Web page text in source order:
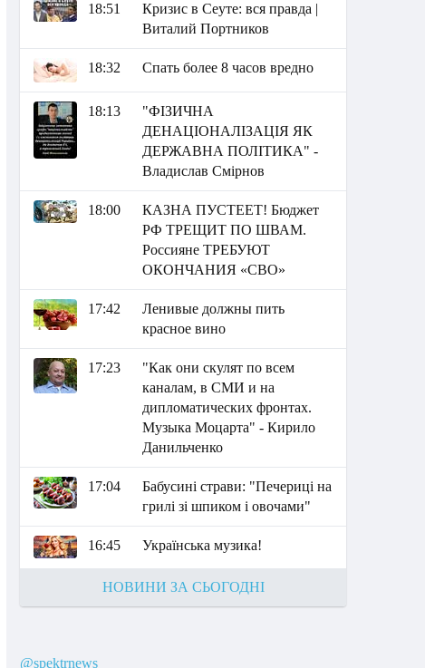
18:51
Кризис в Сеуте: вся правда |
Виталий Портников
18:32 Спать более 8 часов вредно
18:13
"ФІЗИЧНА
ДЕНАЦІОНАЛІЗАЦІЯ ЯК
ДЕРЖАВНА ПОЛІТИКА" -
Владислав Смірнов
18:00
КАЗНА ПУСТЕЕТ! Бюджет
РФ ТРЕЩИТ ПО ШВАМ.
Россияне ТРЕБУЮТ
ОКОНЧАНИЯ «СВО»
17:42
Ленивые должны пить
красное вино
17:23
"Как они скулят по всем
каналам, в СМИ и на
дипломатических фронтах.
Музыка Моцарта" - Кирило
Данильченко
17:04
Бабусині страви: "Печериці на
грилі зі шпиком і овочами"
16:45 Українська музика!
НОВИНИ ЗА СЬОГОДНІ
@spektrnews